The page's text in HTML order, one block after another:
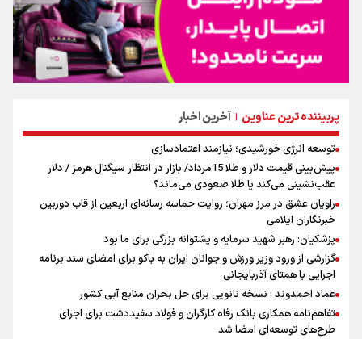
پربیننده ترین عناوین | آخرین اخبار
توسعه انرژی خورشیدی؛ نیازمند اعتمادسازی
پیش‌بینی قیمت دلار و طلا 15مرداد/ بازار در انتظار سیگنال هرمز / دلار
عقب‌نشینی می‌کند یا طلا صعودی می‌ماند؟
راویان عشق در مرز مهران؛ روایت حماسه‌ رسانه‌ای اربعین از قاب دوربین
خبرنگاران ایلامی
پزشکیان: رهبر شهید سرمایه و پشتوانه بزرگی برای ما بود
گزارشی از ورود وزیر ورزش و جوانان ایران به باکو برای امضای سند برنامه
اجرایی با همتای آذربایجانی
عماد احمدوند : نسخه نانویی برای حل بحران منابع آبی کشور
تفاهم‌نامه همکاری بانک رفاه کارگران و فولاد سفیددشت برای اجرای
طرح‌های توسعه‌ای امضا شد